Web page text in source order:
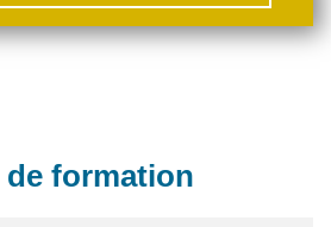
de formation